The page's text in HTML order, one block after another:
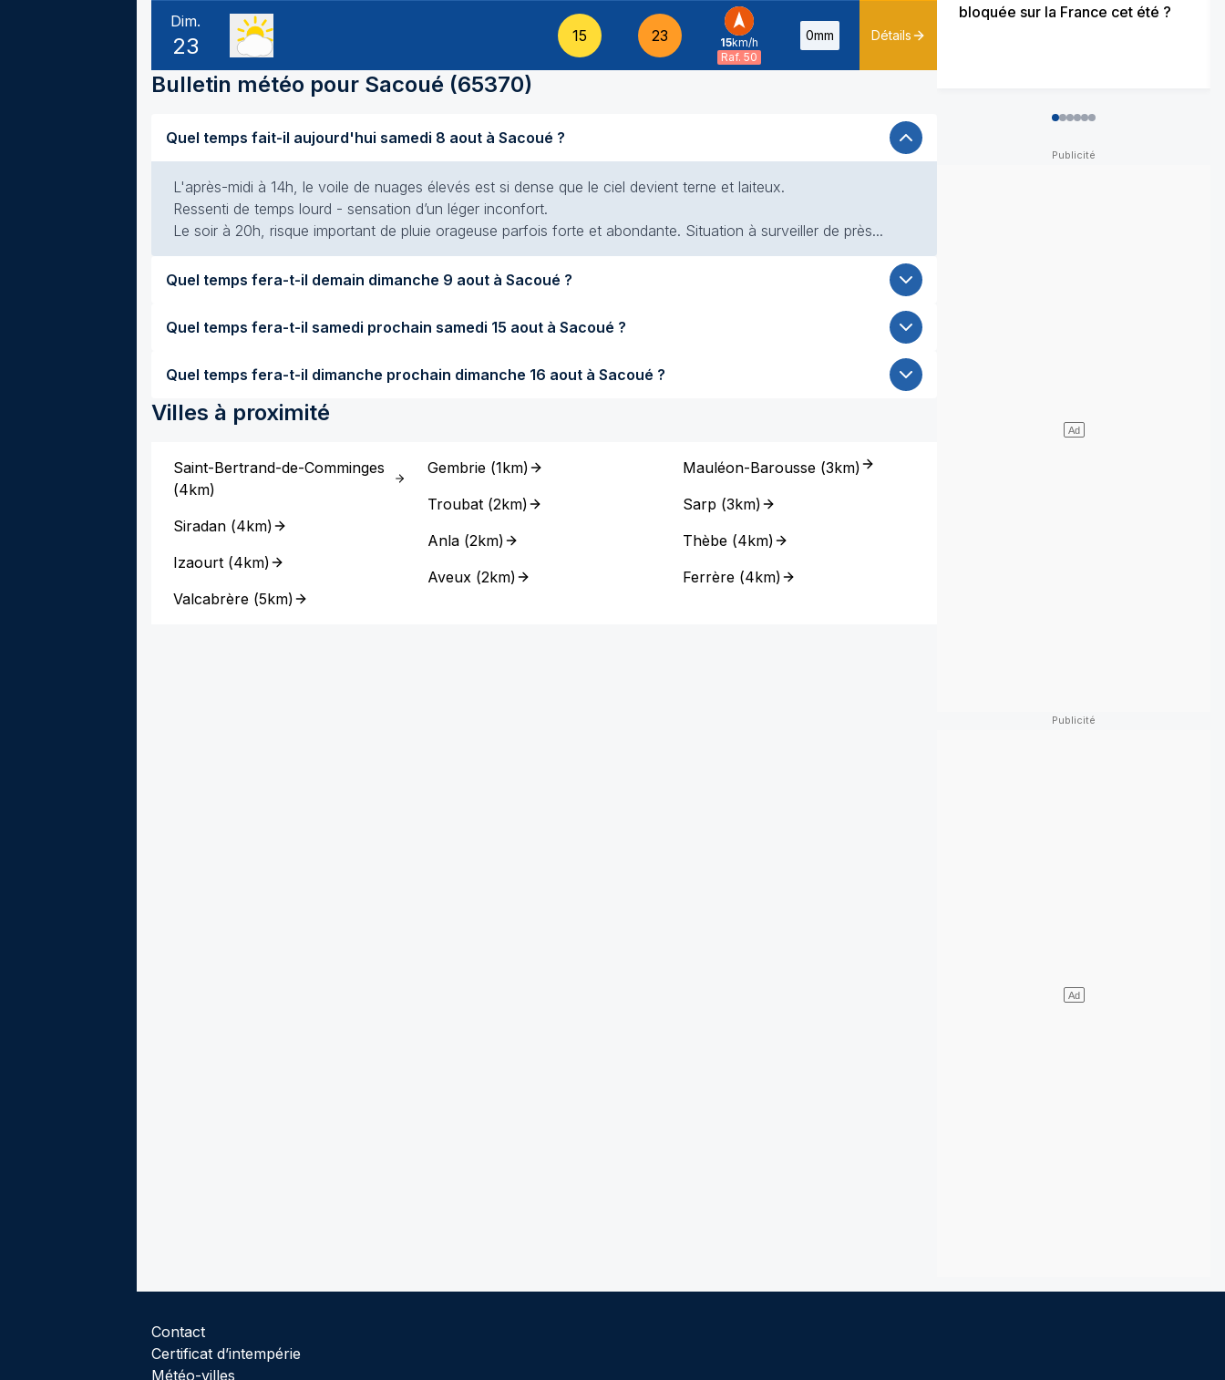
Dim.
23 15 23
S -
15km/h
Raf. 50
0mm Détails
Bulletin météo pour Sacoué (65370)
Quel temps fait-il aujourd'hui samedi 8 aout à Sacoué ?
L'après-midi à 14h, le voile de nuages élevés est si dense que le ciel devient terne et laiteux.
Ressenti de temps lourd - sensation d’un léger inconfort.
Le soir à 20h, risque important de pluie orageuse parfois forte et abondante. Situation à surveiller de près...
Quel temps fera-t-il demain dimanche 9 aout à Sacoué ?
Quel temps fera-t-il samedi prochain samedi 15 aout à Sacoué ?
Quel temps fera-t-il dimanche prochain dimanche 16 aout à Sacoué ?
Villes à proximité
Saint-Bertrand-de-Comminges
(4km)
Siradan (4km)
Izaourt (4km)
Valcabrère (5km)
Gembrie (1km)
Troubat (2km)
Anla (2km)
Aveux (2km)
Mauléon-Barousse(3km)
Sarp (3km)
Thèbe(4km)
Ferrère(4km)
bloquée sur la France cet été ?
Contact
Certificat d’intempérie
Météo-villes